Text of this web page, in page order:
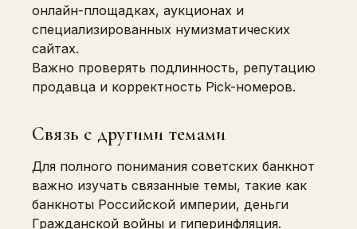
онлайн-площадках, аукционах и
специализированных нумизматических
сайтах.
Важно проверять подлинность, репутацию
продавца и корректность Pick-номеров.
Связь с другими темами
Для полного понимания советских банкнот
важно изучать связанные темы, такие как
банкноты Российской империи, деньги
Гражданской войны и гиперинфляция.